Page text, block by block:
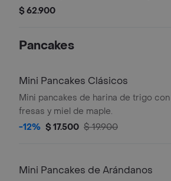
de maple y dos jugos de naranja.
$ 62.900
Pancakes
Mini Pancakes Clásicos
Mini pancakes de harina de trigo con
fresas y miel de maple.
-12% $ 17.500 $ 19.900
Mini Pancakes de Arándanos